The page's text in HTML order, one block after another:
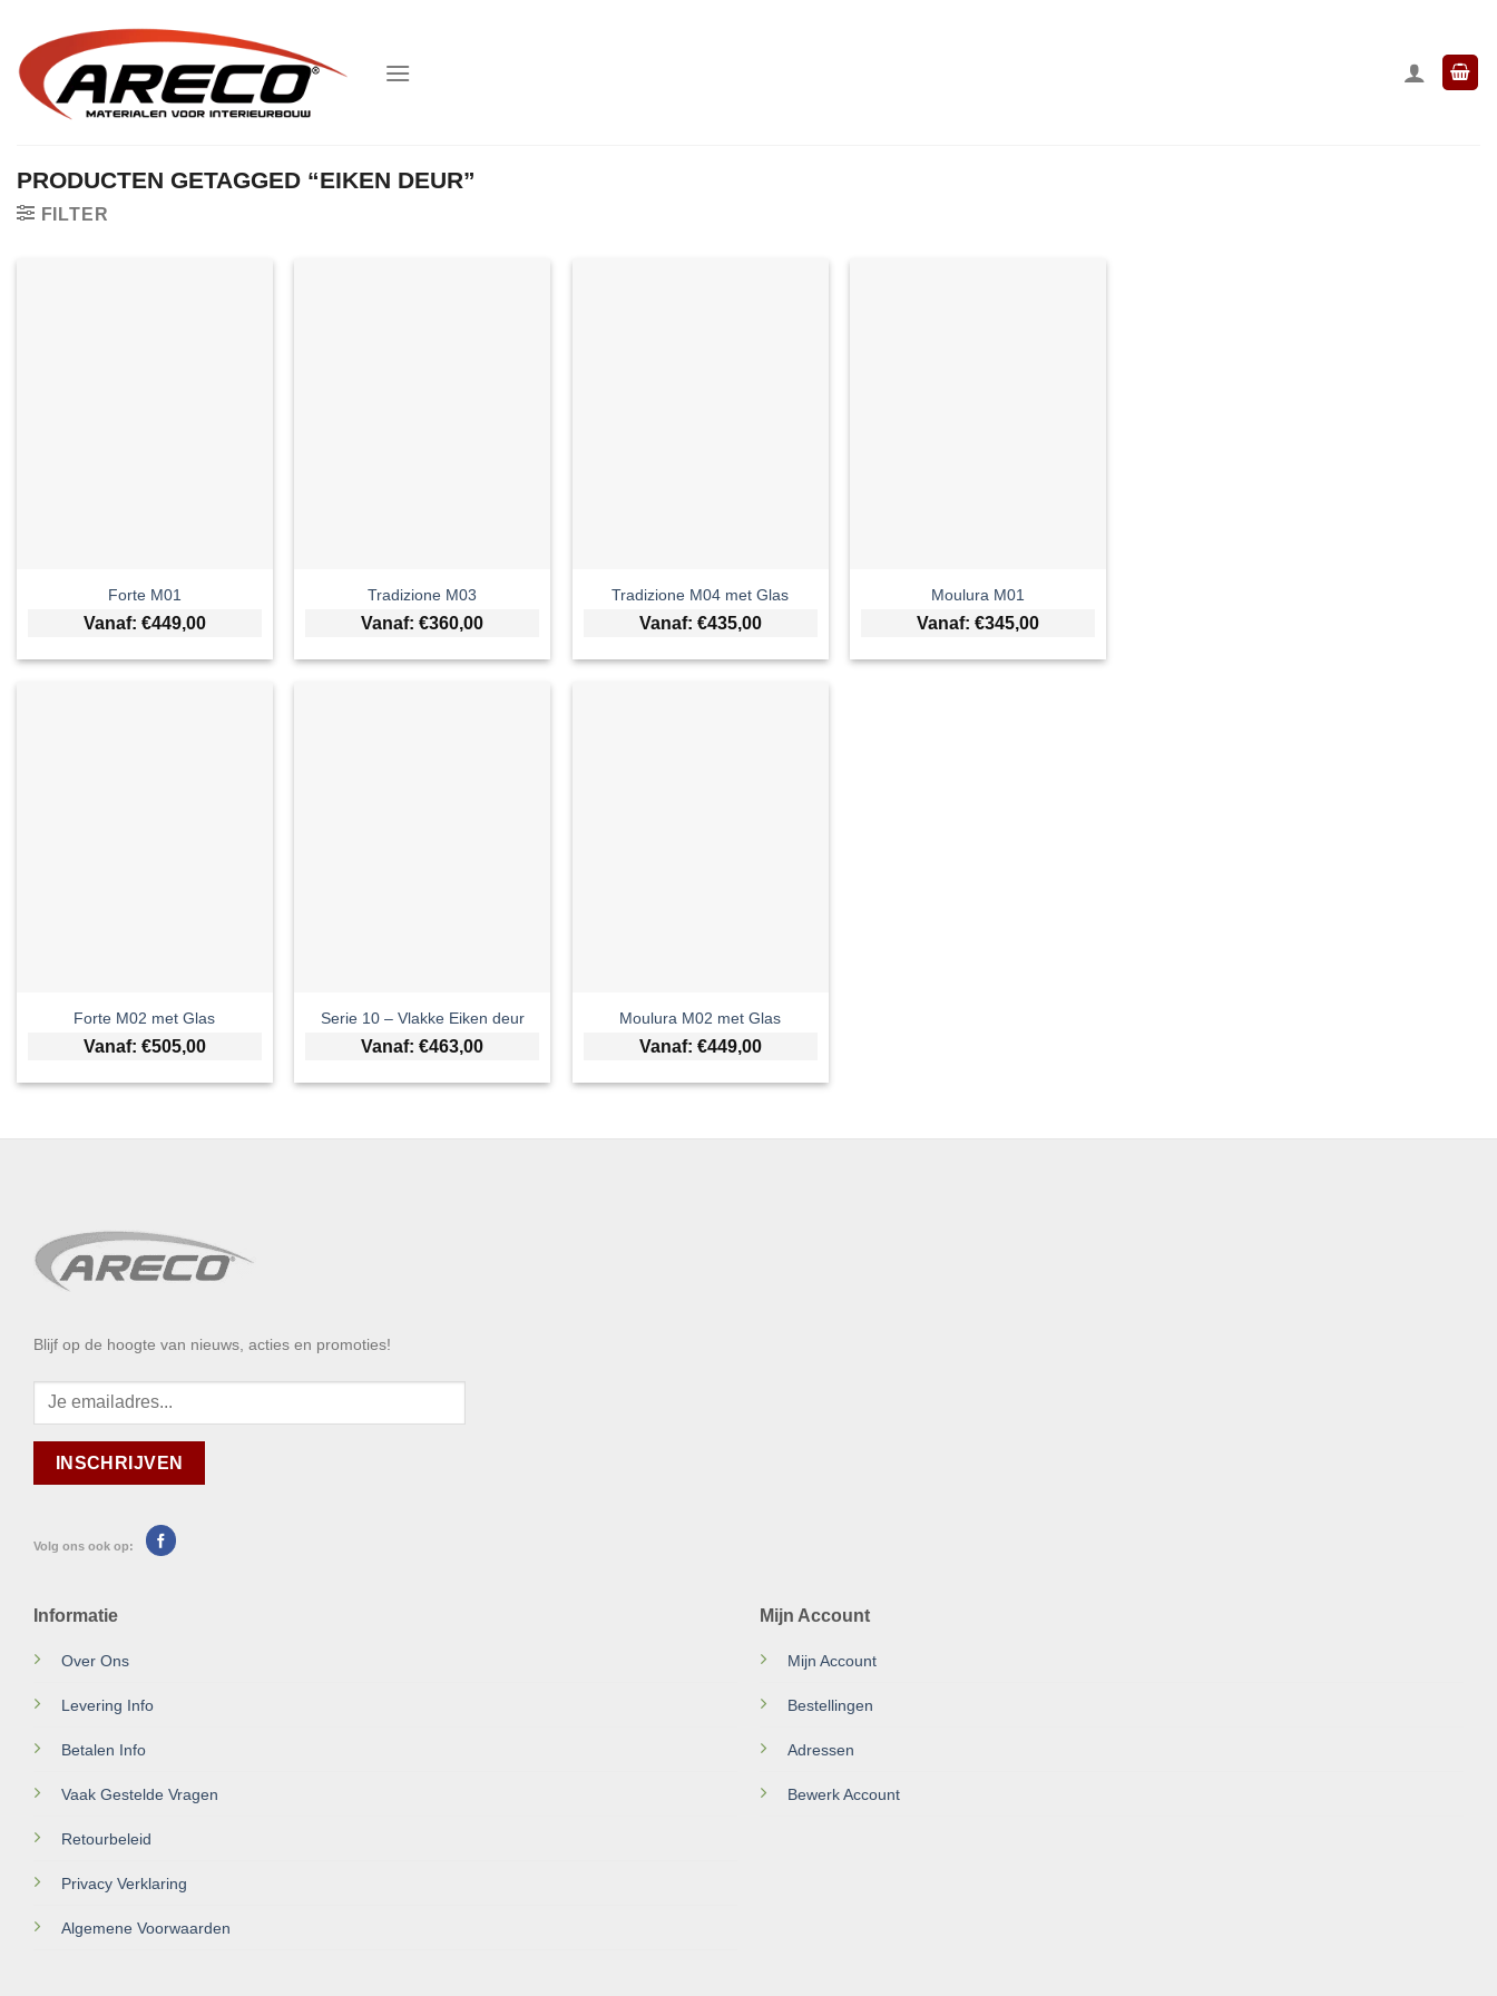
inhoud
PRODUCTEN GETAGGED “EIKEN DEUR”
FILTER
Forte M01
Vanaf: €449,00
Tradizione M03
Vanaf:€360,00
Tradizione M04 met Glas
Vanaf: €435,00
Moulura M01
Vanaf:€345,00
Forte M02 met Glas
Vanaf: €505,00
Serie 10 – Vlakke Eiken deur
Vanaf:€463,00
Moulura M02 met Glas
Vanaf: €449,00
Blijf op de hoogte van nieuws, acties en promoties!
Volg ons ook op:
Informatie
Over Ons
Levering Info
Betalen Info
Vaak Gestelde Vragen
Retourbeleid
Privacy Verklaring
Algemene Voorwaarden
Mijn Account
Mijn Account
Bestellingen
Adressen
Bewerk Account